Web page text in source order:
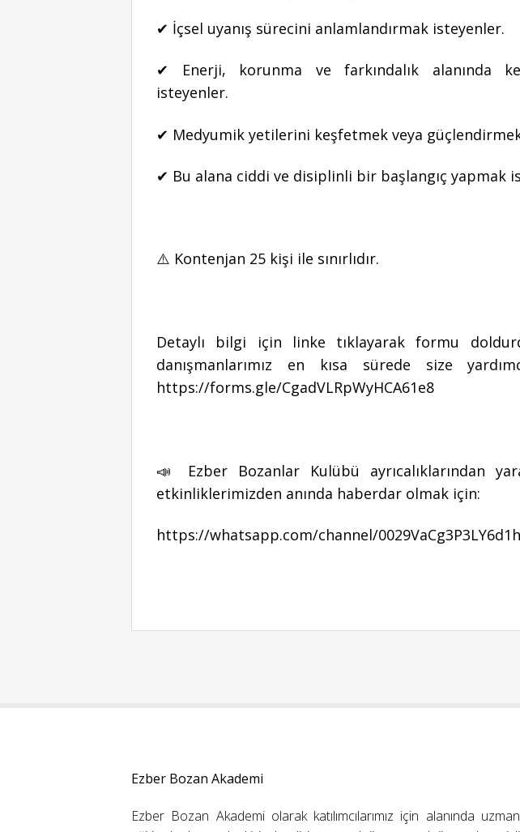
✔ İçsel uyanış sürecini anlamlandırmak isteyenler.
✔ Enerji, korunma ve farkındalık alanında
isteyenler.
✔ Medyumik yetilerini keşfetmek veya
✔ Bu alana ciddi ve disiplinli bir başlangıç yapmak
⚠️ Kontenjan 25 kişi ile sınırlıdır.
Detaylı bilgi için linke tıklayarak formu
danışmanlarımız en kısa sürede size
https://forms.gle/CgadVLRpWyHCA61e8
📣 Ezber Bozanlar Kulübü ayrıcalıklarından
etkinliklerimizden anında haberdar olmak için:
https://whatsapp.com/channel/
Ezber Bozan Akademi
Ezber Bozan Akademi olarak katılımcılarımız için alanında uzman